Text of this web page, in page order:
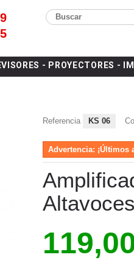
Buscar
- PROYECTORES -
Referencia KS 06
Advertencia: